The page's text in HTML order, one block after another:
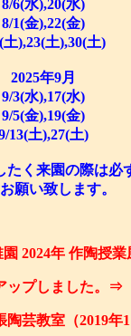
8/6(水),20(水)
8/1(金),22(金)
土),23(土),30(土)
2025年9月
9/3(水),17(水)
9/5(金),19(金)
13(土),27(土)
たく来園の際は必
願い致します。
2024年 作陶授業
ップしました。⇒
陶芸教室（2019年